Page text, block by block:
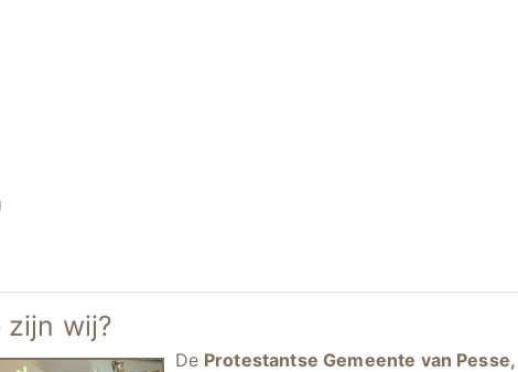
zijn wij?
De Protestantse Gemeente van